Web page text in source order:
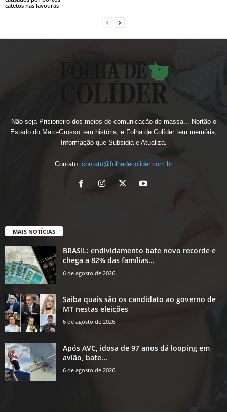
catetos nas lavouras
Não seja Prisioneiro dos meios de comunicação de massa... Nortão o
Estado do Mato-Grosso tem história, e Folha de Colíder tem memória,
Informação que Subsidia e Atualiza.
Contato: contato@folhadecolider.com.br
MAIS NOTÍCIAS
BRASIL: endividamento bate novo recorde e
chega a 82% das famílias...
6 de agosto de 2026
Saiba quais são os candidato ao governo de
MT nestas eleições
6 de agosto de 2026
Após AVC, idosa de 97 anos dá looping em
avião, bate...
6 de agosto de 2026